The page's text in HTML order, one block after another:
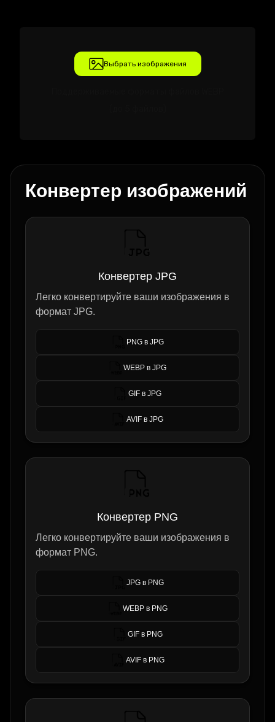
Выбрать изображения
Конвертер изображений
Конвертер JPG
Легко конвертируйте ваши изображения в
формат JPG.
PNG в JPG
WEBP в JPG
GIF в JPG
AVIF в JPG
Конвертер PNG
Легко конвертируйте ваши изображения в
формат PNG.
JPG в PNG
WEBP в PNG
GIF в PNG
AVIF в PNG